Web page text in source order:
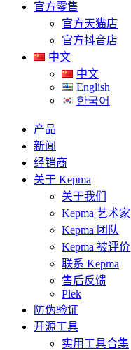
官方零售
官方天猫店
官方抖音店
中文
中文
English
한국어
产品
新闻
经销商
关于 Kepma
关于我们
Kepma 艺术家
Kepma 团队
Kepma 被评价
联系 Kepma
售后反馈
Plek
防伪验证
开源工具
实用工具合集